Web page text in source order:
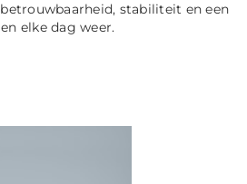
stabiliteit en een
elke dag weer.